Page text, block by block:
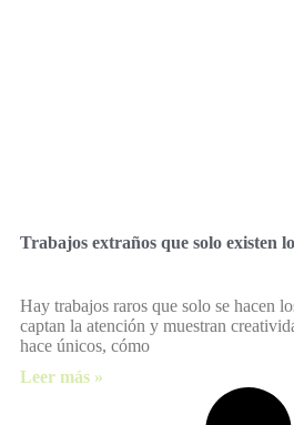
Trabajos extraños que solo existen
Hay trabajos raros que solo se hacen
captan la atención y muestran
hace únicos, cómo
Leer más »